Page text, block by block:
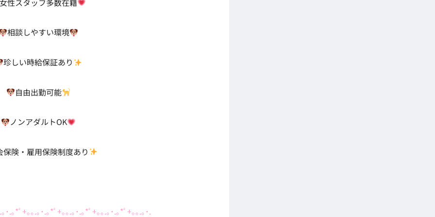
女性スタッフ多数在籍
相談しやすい環境
珍しい時給保証あり
自由出勤可能
ノンアダルトOK
保険・雇用保険制度あり
･.｡*ﾟ+｡｡.｡･.｡*ﾟ+｡｡.｡･.｡*ﾟ+｡｡.｡･.｡*ﾟ+｡｡.｡･.